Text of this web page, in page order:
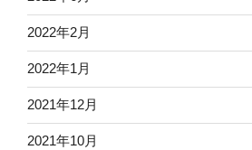
2022年2月
2022年1月
2021年12月
2021年10月